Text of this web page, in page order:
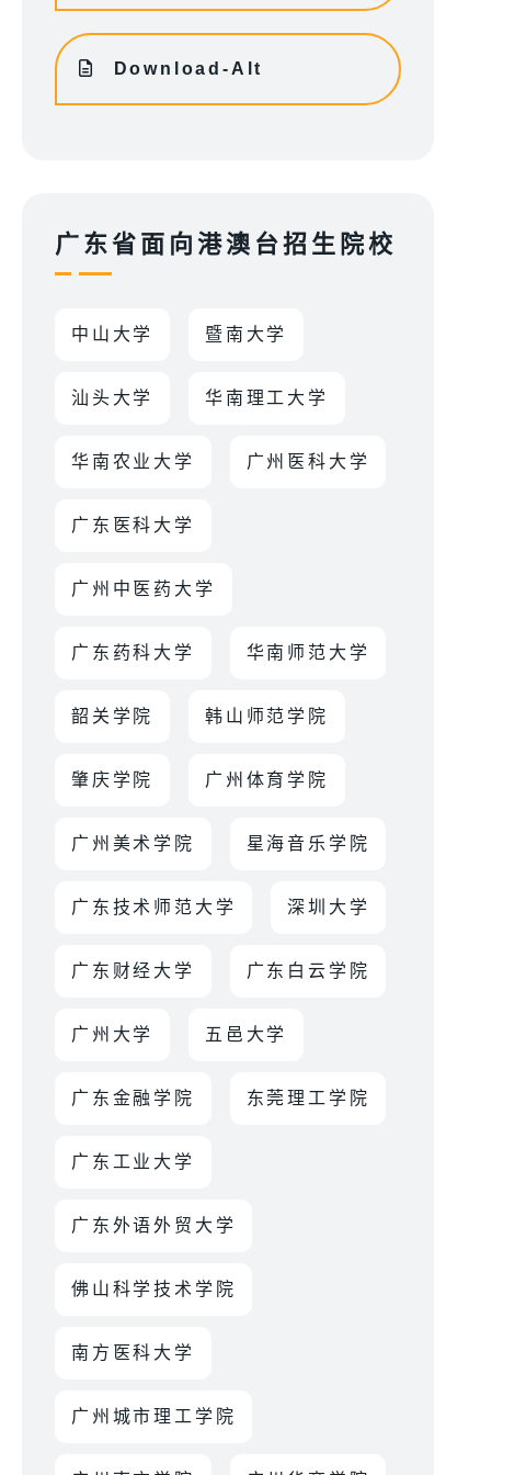
Download-Alt
广东省面向港澳台招生院校
中山大学 暨南大学
汕头大学 华南理工大学
华南农业大学 广州医科大学
广东医科大学
广州中医药大学
广东药科大学 华南师范大学
韶关学院 韩山师范学院
肇庆学院 广州体育学院
广州美术学院 星海音乐学院
广东技术师范大学 深圳大学
广东财经大学 广东白云学院
广州大学 五邑大学
广东金融学院 东莞理工学院
广东工业大学
广东外语外贸大学
佛山科学技术学院
南方医科大学
广州城市理工学院